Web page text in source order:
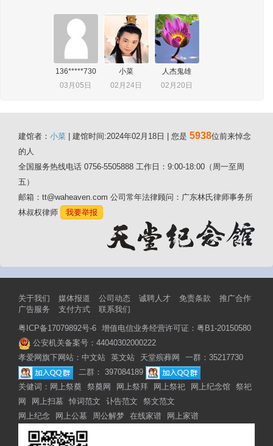
136*****730
03月05日
小菜
02月24日
人杰鬼雄
02月20日
建馆者： 小菜 | 建馆时间:2024年02月18日 | 您是 5938位前来悼念
的人
全国服务热线电话 0756-5505888 工作日：9:00-18:00（周一至周
五）
邮箱：tt@waheaven.com 公司常年法律顾问：广东林氏律师事务所
林叔权律师
我要举报
关于我们 媒体报道 公司动态 诚聘人才 免责条款
推广合作
广告服务
支付方式 联系我们
粤ICP备17079892号-6 增值电信业务经营许可证：粤B1-20150580
公安机关备案号：44040302000222
孝爱网旗下网站： 中文站 英文站 天堂殡葬网
一群：35217730
二群： 397084189
关健词： 网上祭奠 祭奠网 网上祭拜 网上祭祀 网上纪念馆 祭祀
网
网上扫墓 悼词范文 讣告范文
祭文范文
网上纪念
网上公墓 周公解梦 在线家谱 网上家谱